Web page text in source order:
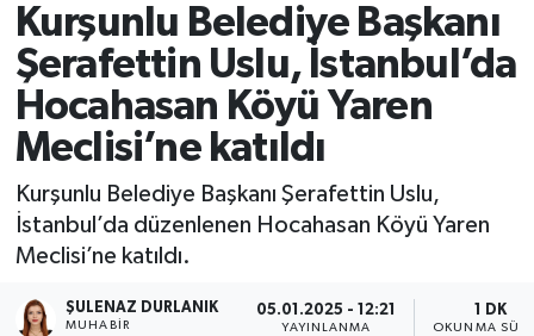
Kurşunlu Belediye Başkanı
Şerafettin Uslu, İstanbul’da
Hocahasan Köyü Yaren
Meclisi’ne katıldı
Kurşunlu Belediye Başkanı Şerafettin Uslu,
İstanbul’da düzenlenen Hocahasan Köyü Yaren
Meclisi’ne katıldı.
ŞULENAZ DURLANIK
MUHABIR
05.01.2025 - 12:21
YAYINLANMA
1 DK
OKUNMA